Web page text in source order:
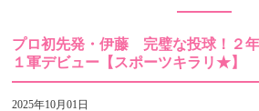
プロ初先発・伊藤 完璧な投球！２
１軍デビュー【スポーツキラリ★】
2025年10月01日